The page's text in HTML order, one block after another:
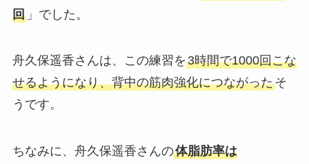
回」でした。
舟久保遥香さんは、この練習を3時間で1000回こな
せるようになり、背中の筋肉強化につながったそ
うです。
ちなみに、舟久保遥香さんの体脂肪率は